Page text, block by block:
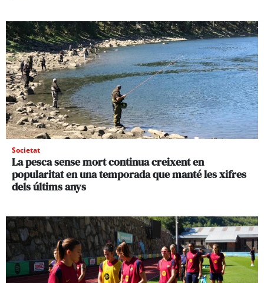
Societat
La pesca sense mort continua creixent en
popularitat en una temporada que manté les xifres
dels últims anys